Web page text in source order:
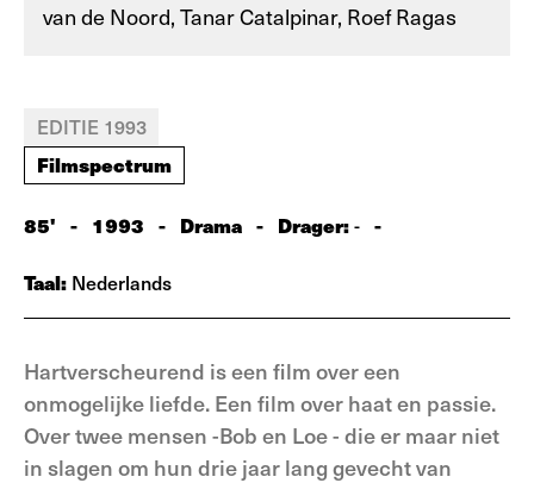
van de Noord, Tanar Catalpinar, Roef Ragas
EDITIE 1993
Filmspectrum
85' - 1993 - Drama - Drager:- -
Taal: Nederlands
Hartverscheurend is een film over een
onmogelijke liefde. Een film over haat en passie.
Over twee mensen -Bob en Loe - die er maar niet
in slagen om hun drie jaar lang gevecht van